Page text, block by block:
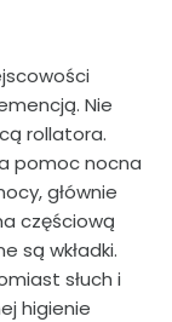
Nie
rollatora.
pomoc nocna
głównie
częściową
są wkładki.
słuch i
higienie